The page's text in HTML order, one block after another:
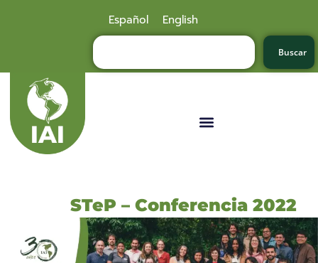
Español English
Buscar
STeP – Conferencia 2022